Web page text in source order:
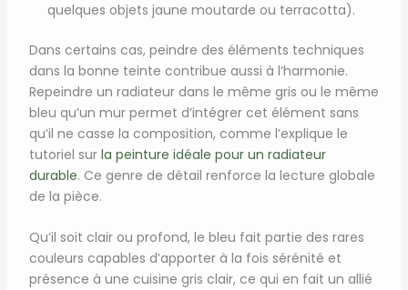
quelques objets jaune moutarde ou terracotta).
Dans certains cas, peindre des éléments techniques
dans la bonne teinte contribue aussi à l’harmonie.
Repeindre un radiateur dans le même gris ou le même
bleu qu’un mur permet d’intégrer cet élément sans
qu’il ne casse la composition, comme l’explique le
tutoriel sur la peinture idéale pour un radiateur
durable. Ce genre de détail renforce la lecture globale
de la pièce.
Qu’il soit clair ou profond, le bleu fait partie des rares
couleurs capables d’apporter à la fois sérénité et
présence à une cuisine gris clair, ce qui en fait un allié